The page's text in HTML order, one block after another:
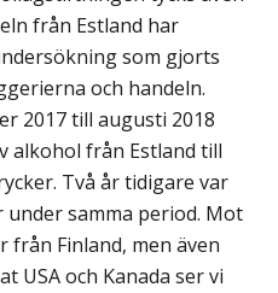
från Estland har
som gjorts
och handeln.
2017 till augusti 2018
alkohol från Estland till
Två år tidigare var
samma period. Mot
Finland, men även
USA och Kanada ser vi